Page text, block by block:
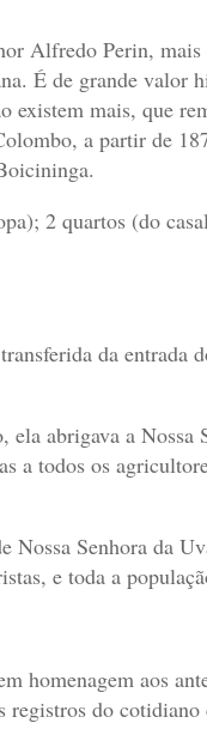
Alfredo Perin,
É de grande valor
existem mais, que
a partir de
2 quartos (do
da entrada
abrigava a Nossa
a todos os
Senhora da
e toda a
homenagem aos
do